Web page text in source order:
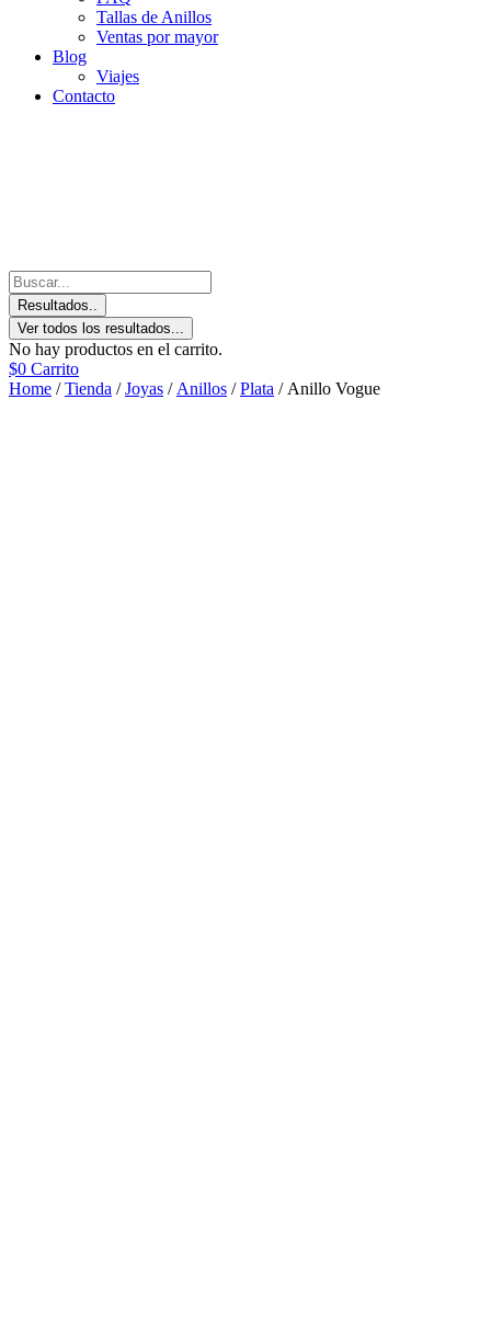
Tallas de Anillos
Ventas por mayor
Blog
Viajes
Contacto
Resultados..
Ver todos los resultados...
No hay productos en el carrito.
$0 Carrito
Home /Tienda /Joyas / Anillos /Plata / Anillo Vogue